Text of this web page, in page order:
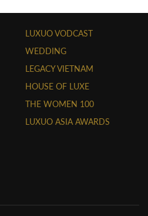
LUXUO VODCAST
WEDDING
LEGACY VIETNAM
HOUSE OF LUXE
THE WOMEN 100
LUXUO ASIA AWARDS